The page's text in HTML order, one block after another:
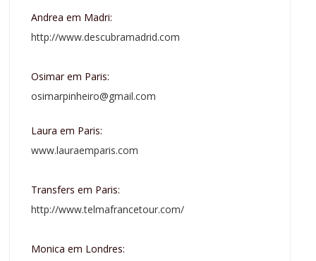
Andrea em Madri:
http://www.descubramadrid.com
Osimar em Paris:
osimarpinheiro@gmail.com
Laura em Paris:
www.lauraemparis.com
Transfers em Paris:
http://www.telmafrancetour.com/
Monica em Londres: